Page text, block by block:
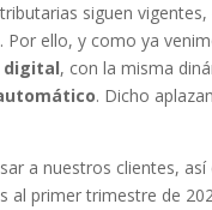
siguen vigentes,
. Por ello, y como ya
, con la misma
. Dicho
a nuestros clientes,
primer trimestre de